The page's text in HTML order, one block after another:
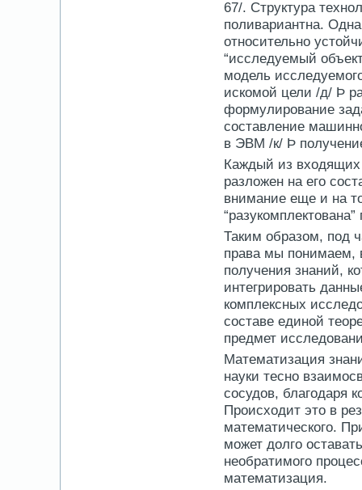
67/. Структура
поливариантна.
относительно
“исследуемый
модель
искомой цели /д/ Þ
формулирование
составление
в ЭВМ /к/ Þ
Каждый из
разложен на его
внимание еще и на
Таким образом, под
права мы понимаем,
получения знаний,
интегрировать
комплексных
составе единой
предмет
Математизация
науки тесно
сосудов, благодаря
Происходит это в
математического.
может долго
необратимого
математизация.